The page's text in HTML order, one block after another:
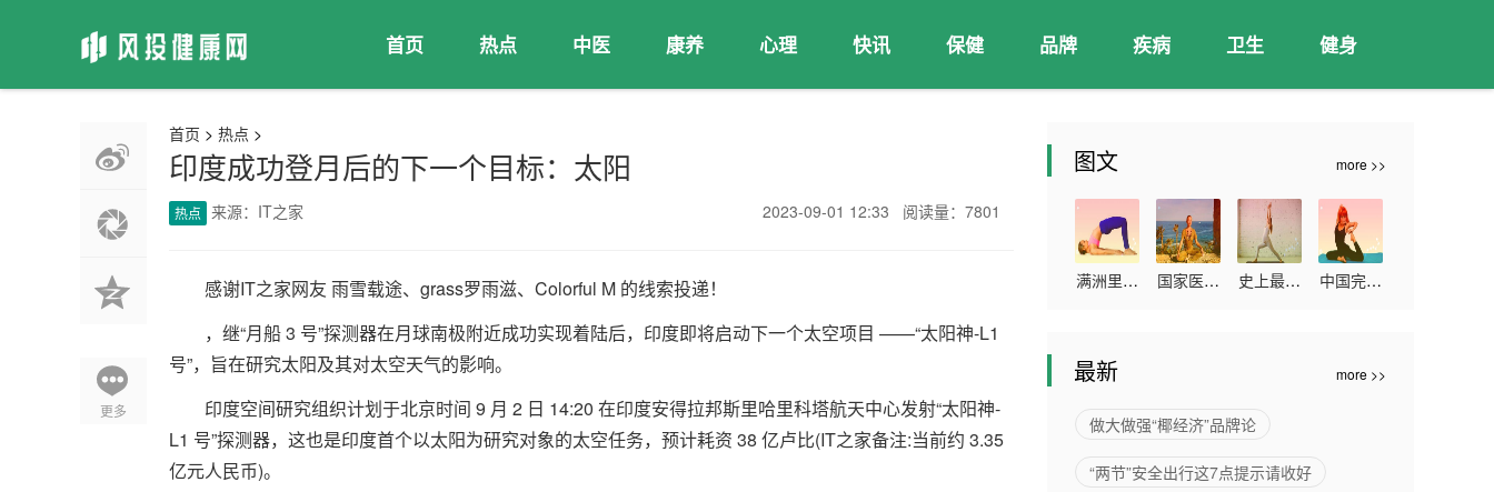
首页 热点 中医 康养 心理 快讯 保健 品牌 疾病 卫生 健身
更多
首页 > 热点 >
印度成功登月后的下一个目标：太阳
热点 来源：IT之家 2023-09-01 12:33 阅读量：7801
感谢IT之家网友 雨雪载途、grass罗雨滋、Colorful M 的线索投递！
，继“月船 3 号”探测器在月球南极附近成功实现着陆后，印度即将启动下一个太空项目 ——“太阳神-L1
号”，旨在研究太阳及其对太空天气的影响。
印度空间研究组织计划于北京时间 9 月 2 日 14:20 在印度安得拉邦斯里哈里科塔航天中心发射“太阳神-
L1 号”探测器，这也是印度首个以太阳为研究对象的太空任务，预计耗资 38 亿卢比(IT之家备注:当前约 3.35
亿元人民币)。
图文 more >>
满洲里累
例263例
国家医保
可累计为
超过300
史上最大
中国完成
超11亿人
最新 more >>
做大做强“椰经济”品牌论
“两节”安全出行这7点提示请收好